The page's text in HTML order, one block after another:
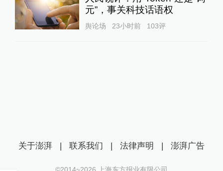
元”，事关科技话语权
舆论场 23小时前 103评
关于澎湃 | 联系我们 | 法律声明 | 澎湃广告
©2014~2026 上海东方报业有限公司